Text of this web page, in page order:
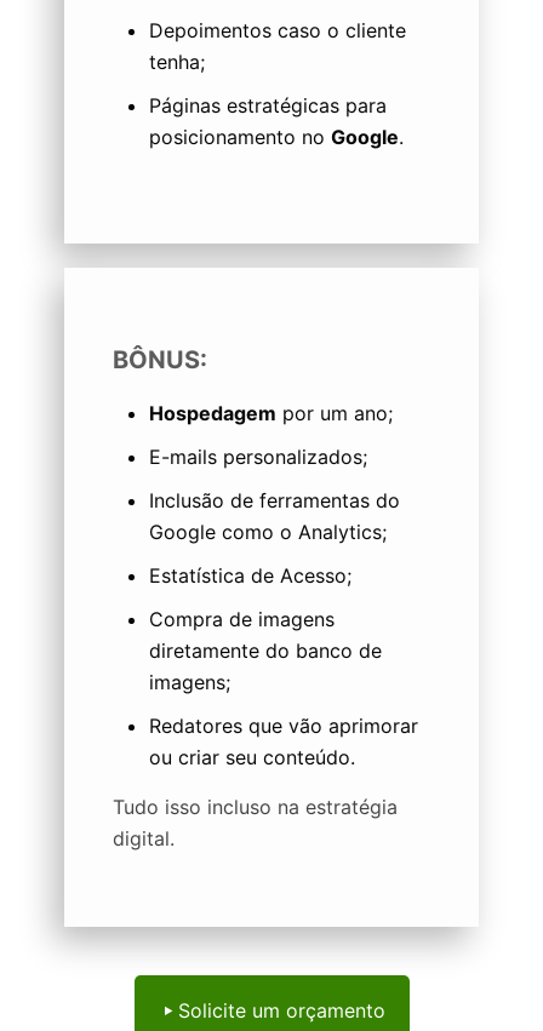
Depoimentos caso o cliente
tenha;
Páginas estratégicas para
posicionamento no Google.
BÔNUS:
Hospedagem por um ano;
E-mails personalizados;
Inclusão de ferramentas do
Google como o Analytics;
Estatística de Acesso;
Compra de imagens
diretamente do banco de
imagens;
Redatores que vão aprimorar
ou criar seu conteúdo.
Tudo isso incluso na estratégia
digital.
Solicite um orçamento